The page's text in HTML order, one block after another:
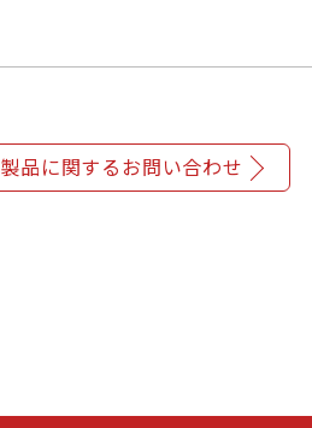
製品に関するお問い合わせ